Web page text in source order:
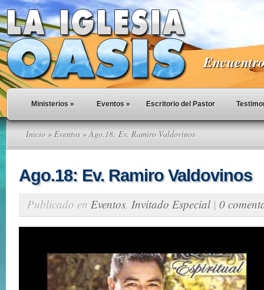
Ministerios » Eventos » Escritorio del Pastor
Inicio » Eventos» Ago.18: Ev. Ramiro Valdovinos
Ago.18: Ev. Ramiro Valdovinos
Publicado en Eventos, Invitado Especial| 0